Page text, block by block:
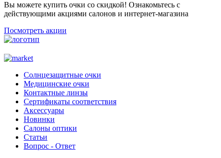
Вы можете купить очки со скидкой! Ознакомьтесь с
действующими акциями салонов и интернет-магазина
Посмотреть акции
Солнцезащитные очки
Медицинские очки
Контактные линзы
Сертификаты соответствия
Аксессуары
Новинки
Салоны оптики
Статьи
Вопрос - Ответ